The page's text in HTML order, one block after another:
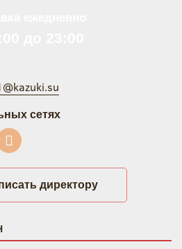
сетях
директору